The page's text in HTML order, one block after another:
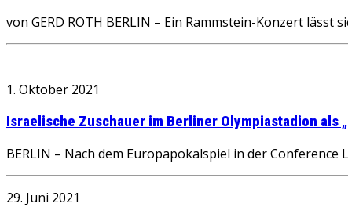
von GERD ROTH BERLIN – Ein Rammstein-Konzert
1. Oktober 2021
Israelische Zuschauer im Berliner Olympiastadion als
BERLIN – Nach dem Europapokalspiel in der Conference
29. Juni 2021